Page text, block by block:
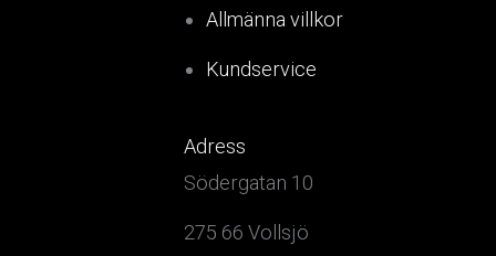
Allmänna villkor
Kundservice
Adress
Södergatan 10
275 66 Vollsjö